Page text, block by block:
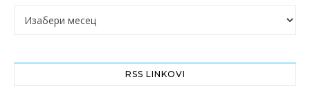
Архиве
RSS LINKOVI